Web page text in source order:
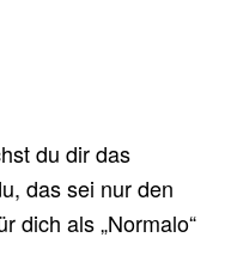
du dir das
das sei nur den
dich als „Normalo“